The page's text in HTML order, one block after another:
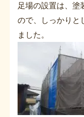
足場の設置は、塗
ので、しっかりと
ました。